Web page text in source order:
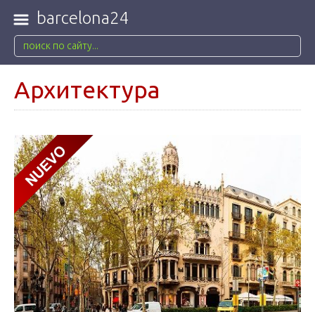
barcelona24
Архитектура